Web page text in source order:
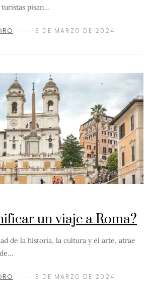
pisan…
3 DE MARZO DE 2024
un viaje a Roma?
de la historia, la cultura y el arte, atrae
3 DE MARZO DE 2024